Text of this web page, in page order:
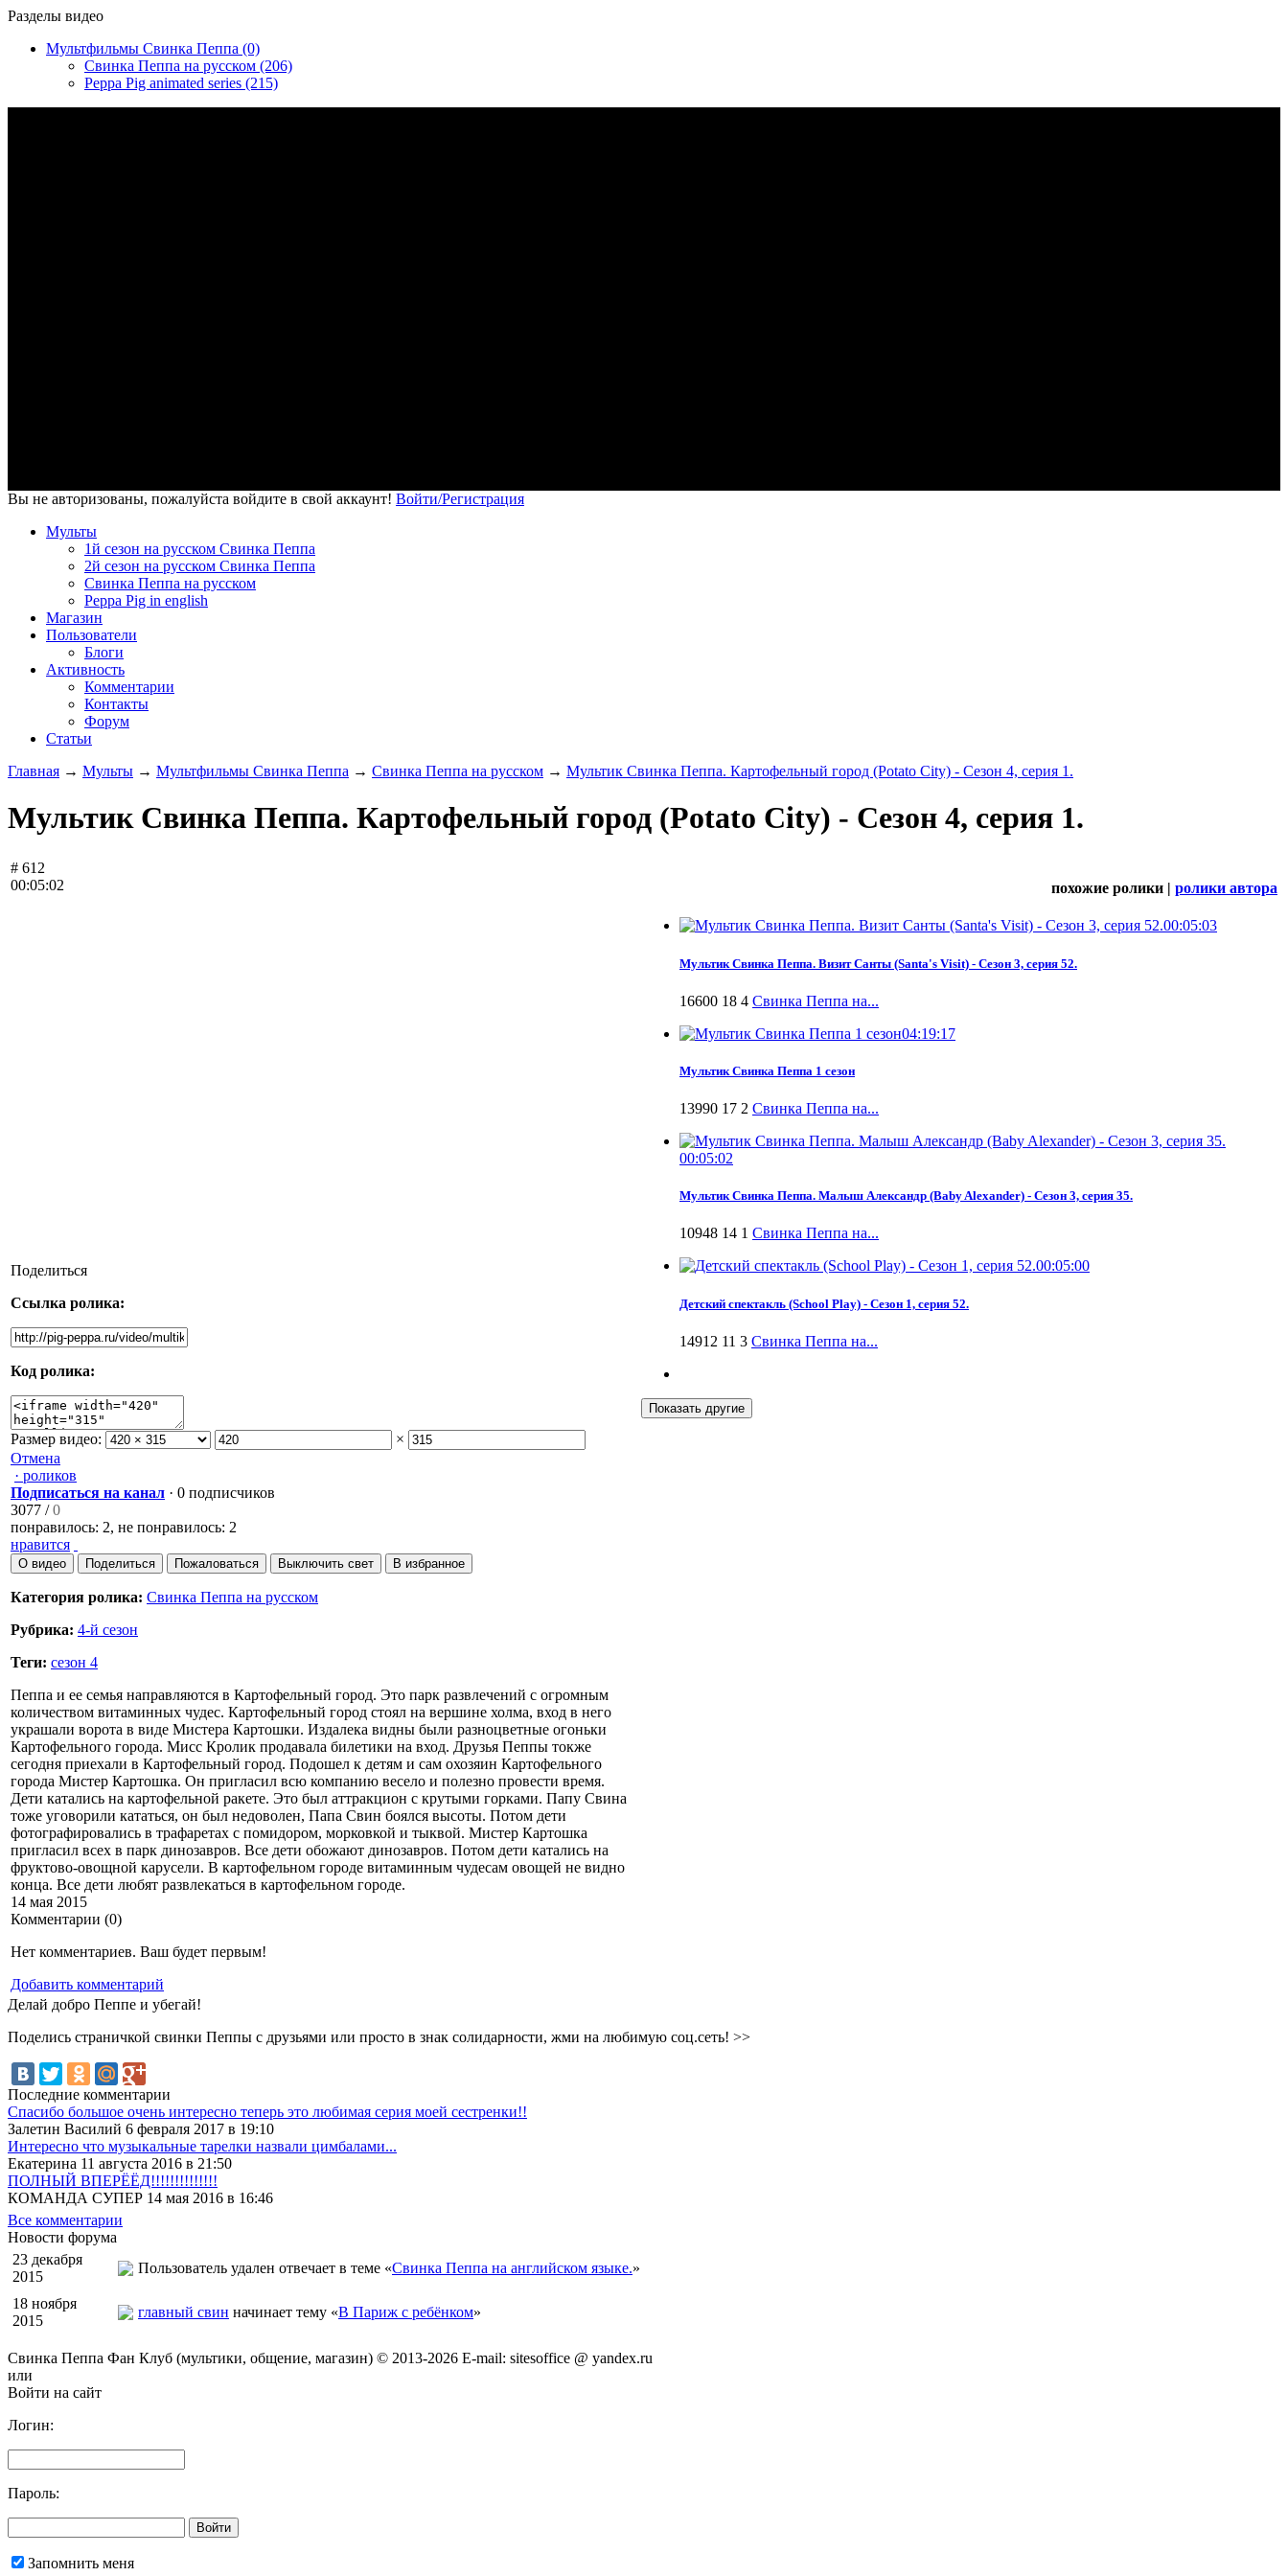
Разделы видео
Мультфильмы Свинка Пеппа (0)
Свинка Пеппа на русском (206)
Peppa Pig animated series (215)
Вы не авторизованы, пожалуйста войдите в свой аккаунт! Войти/Регистрация
Мульты
1й сезон на русском Свинка Пеппа
2й сезон на русском Свинка Пеппа
Свинка Пеппа на русском
Peppa Pig in english
Магазин
Пользователи
Блоги
Активность
Комментарии
Контакты
Форум
Статьи
Главная → Мульты → Мультфильмы Свинка Пеппа → Свинка Пеппа на русском → Мультик Свинка Пеппа. Картофельный город (Potato City) - Сезон 4, серия 1.
Мультик Свинка Пеппа. Картофельный город (Potato City) - Сезон 4, серия 1.
# 612
00:05:02
Поделиться
Ссылка ролика:
Код ролика:
Размер видео:
×
Отмена
· роликов
Подписаться на канал · 0 подписчиков
3077 /0
понравилось: 2, не понравилось: 2
нравится
О видео Поделиться Пожаловаться Выключить свет В избранное
Категория ролика: Свинка Пеппа на русском
Рубрика: 4-й сезон
Теги: сезон 4
Пеппа и ее семья направляются в Картофельный город. Это парк развлечений с огромным
количеством витаминных чудес. Картофельный город стоял на вершине холма, вход в него
украшали ворота в виде Мистера Картошки. Издалека видны были разноцветные огоньки
Картофельного города. Мисс Кролик продавала билетики на вход. Друзья Пеппы токже
сегодня приехали в Картофельный город. Подошел к детям и сам охозяин Картофельного
города Мистер Картошка. Он пригласил всю компанию весело и полезно провести время.
Дети катались на картофельной ракете. Это был аттракцион с крутыми горками. Папу Свина
тоже уговорили кататься, он был недоволен, Папа Свин боялся высоты. Потом дети
фотографировались в трафаретах с помидором, морковкой и тыквой. Мистер Картошка
пригласил всех в парк динозавров. Все дети обожают динозавров. Потом дети катались на
фруктово-овощной карусели. В картофельном городе витаминным чудесам овощей не видно
конца. Все дети любят развлекаться в картофельном городе.
14 мая 2015
Комментарии (0)
Нет комментариев. Ваш будет первым!
Добавить комментарий
похожие ролики | ролики автора
00:05:03
Мультик Свинка Пеппа. Визит Санты (Santa's Visit) - Сезон 3, серия 52.
16600 18 4 Свинка Пеппа на...
04:19:17
Мультик Свинка Пеппа 1 сезон
13990 17 2 Свинка Пеппа на...
00:05:02
Мультик Свинка Пеппа. Малыш Александр (Baby Alexander) - Сезон 3, серия 35.
10948 14 1 Свинка Пеппа на...
00:05:00
Детский спектакль (School Play) - Сезон 1, серия 52.
14912 11 3 Свинка Пеппа на...
Делай добро Пеппе и убегай!
Поделись страничкой свинки Пеппы с друзьями или просто в знак солидарности, жми на любимую соц.сеть! >>
Последние комментарии
Спасибо большое очень интересно теперь это любимая серия моей сестренки!!
Залетин Василий 6 февраля 2017 в 19:10
Интересно что музыкальные тарелки назвали цимбалами...
Екатерина 11 августа 2016 в 21:50
ПОЛНЫЙ ВПЕРЁЁД!!!!!!!!!!!!!!
КОМАНДА СУПЕР 14 мая 2016 в 16:46
Все комментарии
Новости форума
23 декабря
2015
Пользователь удален отвечает в теме «Свинка Пеппа на английском языке.»
18 ноября
2015
главный свин начинает тему «В Париж с ребёнком»
Свинка Пеппа Фан Клуб (мультики, общение, магазин) © 2013-2026 E-mail: sitesoffice @ yandex.ru
или
Войти на сайт
Логин:
Пароль:
Запомнить меня